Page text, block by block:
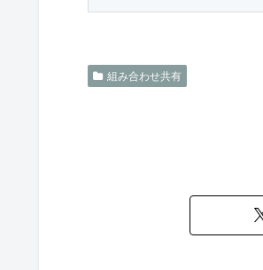
組み合わせ共有